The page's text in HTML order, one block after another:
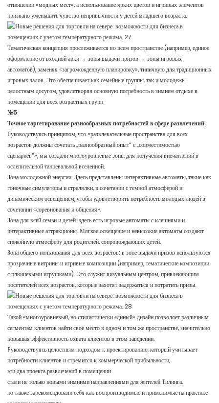
отношении «модных мест», а использование ярких цветов и игривых элементов
призвано уменьшить чувство непривычности у детей младшего возраста.
Тематическая концепция прослеживается во всем пространстве (например, единое
оформление от входной арки → зоны выдачи призов → зоны игровых
автоматов), заменяя «загроможденную планировку», типичную для традиционных
игровых залов. Это обеспечивает как семейные группы, так и молодежь
целостным досугом, удовлетворяя основную потребность в зимнем отдыхе в
помещении для всех возрастных групп.
№5
Точное таргетирование разнообразных потребностей в сфере развлечений.
Руководствуясь принципом, что «развлекательные пространства для всех
возрастов должны сочетать „разнообразный опыт“ с „совместимостью
сценариев“», мы создали многоуровневые зоны для получения впечатлений в
ослепительной танцевальной вселенной.
Зона молодежной энергии: Здесь представлены интерактивные автоматы, такие как
гоночные симуляторы и стрелялки, в сочетании с темной атмосферой и
динамическим освещением, чтобы удовлетворить потребность молодых людей в
сочетании «соревнования и общения»;
Зона для всей семьи и детей: здесь есть игровые автоматы с клешнями и
интерактивные аттракционы. Мягкое освещение и невысокие автоматы создают
спокойную атмосферу для родителей, сопровождающих детей.
Зона общего пользования для всех возрастов: в зоне выдачи призов используются
прозрачные витрины и игривые композиции (например, тематические композиции
с плюшевыми игрушками). Это служит визуальным центром, привлекающим
посетителей всех возрастов, которые захотят задержаться и потратить призы.
Такой «многоуровневый, но стилистически единый» дизайн позволяет различным
сегментам клиентов найти свое место в одном и том же пространстве, значительно
повышая эффективность охвата клиентов в этом заведении.
Руководствуясь целостным подходом к проектированию, который учитывает
потребности клиентов и стремится к коммерческой прибыльности,
эти два проекта развлечений в помещении
стали не только новыми зимними направлениями для жителей Тилинга.
но также зарекомендовали себя как воспроизводимые и применимые на практике